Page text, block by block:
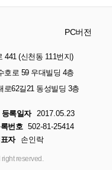
PC버전
(신천동 111번지)
로 59 우대빌딩 4층
62길21 동성빌딩 3층
등록일자
2017.05.23
번호
502-81-25414
자 손인락
reserved.